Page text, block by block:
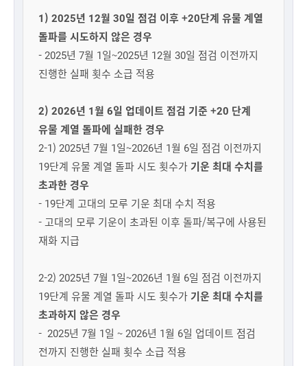
1) 2025년 12월 30일 점검 이후 +20단계 유물 계열
돌파를 시도하지 않은 경우
- 2025년 7월 1일~2025년 12월 30일 점검 이전까지
진행한 실패 횟수 소급 적용
2) 2026년 1월 6일 업데이트 점검 기준 +20 단계
유물 계열 돌파에 실패한 경우
2-1) 2025년 7월 1일~2026년 1월 6일 점검 이전까지
19단계 유물 계열 돌파 시도 횟수가 기운 최대 수치를
초과한 경우
- 19단계 고대의 모루 기운 최대 수치 적용
- 고대의 모루 기운이 초과된 이후 돌파/복구에 사용된
재화 지급
2-2) 2025년 7월 1일~2026년 1월 6일 점검 이전까지
19단계 유물 계열 돌파 시도 횟수가 기운 최대 수치를
초과하지 않은 경우
- 2025년 7월 1일 ~ 2026년 1월 6일 업데이트 점검
전까지 진행한 실패 횟수 소급 적용